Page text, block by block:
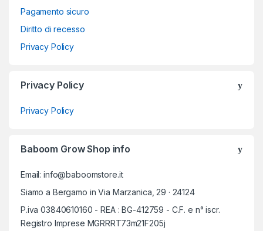
Pagamento sicuro
Diritto di recesso
Privacy Policy
Privacy Policy
Privacy Policy
Baboom Grow Shop info
Email: info@baboomstore.it
Siamo a Bergamo in Via Marzanica, 29 · 24124
P.iva 03840610160 - REA : BG-412759 - C.F. e n° iscr.
Registro Imprese MGRRRT73m21F205j